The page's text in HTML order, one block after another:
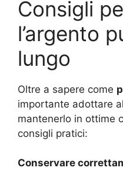
Consigli
l’argento
lungo
Oltre a sapere come
importante adottare
mantenerlo in ottime
consigli pratici:
Conservare